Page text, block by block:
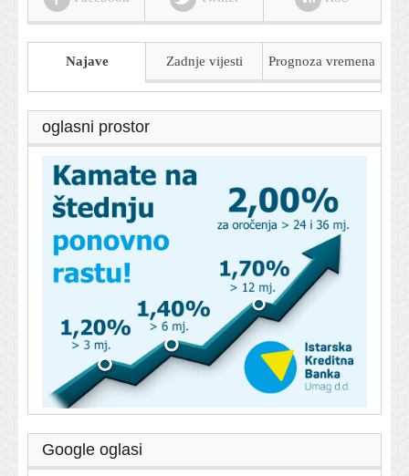
Najave Zadnje vijesti Prognoza vremena
oglasni prostor
Google oglasi